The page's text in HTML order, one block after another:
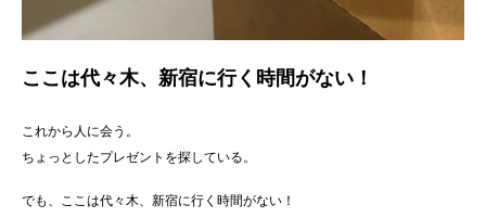
ここは代々木、新宿に行く時間がない！
これから人に会う。
ちょっとしたプレゼントを探している。
でも、ここは代々木、新宿に行く時間がない！